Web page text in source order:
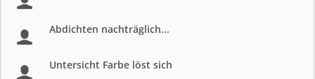
Abdichten nachträglich...
Untersicht Farbe löst sich